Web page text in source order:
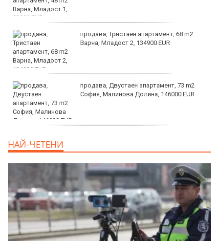
продава, Тристаен апартамент, 68 m2
Варна, Младост 2, 134900 EUR
продава, Двустаен апартамент, 73 m2
София, Малинова Долина, 146000 EUR
НАЙ-ЧЕТЕНИ